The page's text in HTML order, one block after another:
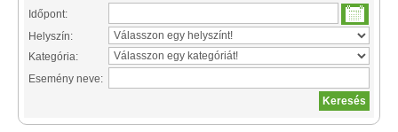
Időpont:
Helyszín:
Kategória:
Esemény neve: